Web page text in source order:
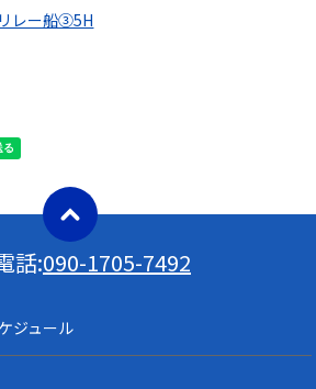
レー船③5H
話:090-1705-7492
ジュール